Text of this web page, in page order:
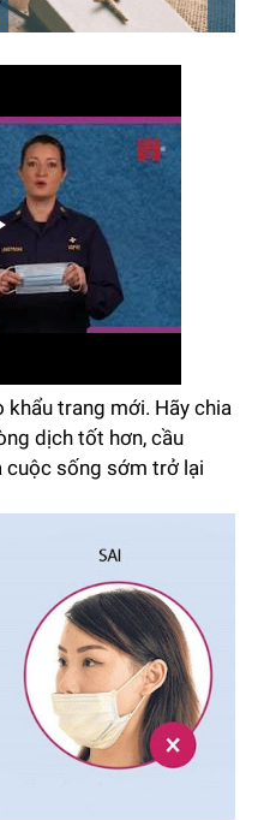
khẩu trang mới. Hãy chia
dịch tốt hơn, cầu
cuộc sống sớm trở lại